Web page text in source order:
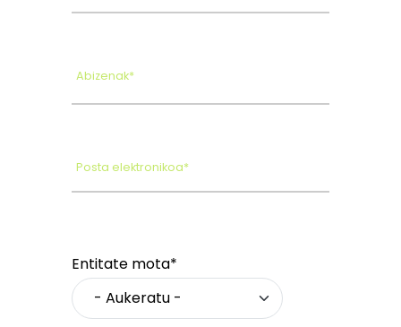
Abizenak*
Posta elektronikoa*
Entitate mota*